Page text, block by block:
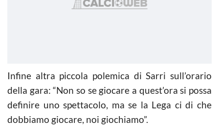
Infine altra piccola polemica di Sarri sull’orario
della gara: “Non so se giocare a quest’ora si possa
definire uno spettacolo, ma se la Lega ci di che
dobbiamo giocare, noi giochiamo”.